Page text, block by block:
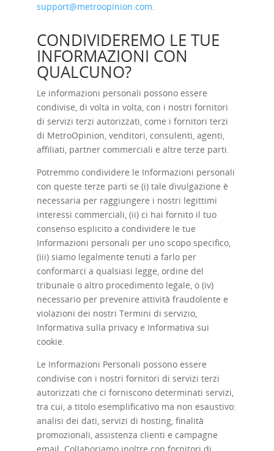
support@metroopinion.com.
CONDIVIDEREMO LE TUE
INFORMAZIONI CON
QUALCUNO?
Le informazioni personali possono essere
condivise, di volta in volta, con i nostri fornitori
di servizi terzi autorizzati, come i fornitori terzi
di MetroOpinion, venditori, consulenti, agenti,
affiliati, partner commerciali e altre terze parti.
Potremmo condividere le Informazioni personali
con queste terze parti se (i) tale divulgazione è
necessaria per raggiungere i nostri legittimi
interessi commerciali, (ii) ci hai fornito il tuo
consenso esplicito a condividere le tue
Informazioni personali per uno scopo specifico,
(iii) siamo legalmente tenuti a farlo per
conformarci a qualsiasi legge, ordine del
tribunale o altro procedimento legale, o (iv)
necessario per prevenire attività fraudolente e
violazioni dei nostri Termini di servizio,
Informativa sulla privacy e Informativa sui
cookie.
Le Informazioni Personali possono essere
condivise con i nostri fornitori di servizi terzi
autorizzati che ci forniscono determinati servizi,
tra cui, a titolo esemplificativo ma non esaustivo:
analisi dei dati, servizi di hosting, finalità
promozionali, assistenza clienti e campagne